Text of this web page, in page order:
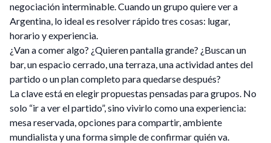
negociación interminable. Cuando un grupo quiere ver a
Argentina, lo ideal es resolver rápido tres cosas: lugar,
horario y experiencia.
¿Van a comer algo? ¿Quieren pantalla grande? ¿Buscan un
bar, un espacio cerrado, una terraza, una actividad antes del
partido o un plan completo para quedarse después?
La clave está en elegir propuestas pensadas para grupos. No
solo “ir a ver el partido”, sino vivirlo como una experiencia:
mesa reservada, opciones para compartir, ambiente
mundialista y una forma simple de confirmar quién va.